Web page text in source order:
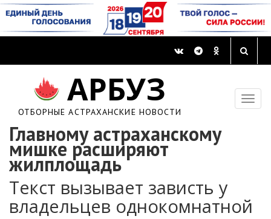
АРБУЗ
ОТБОРНЫЕ АСТРАХАНСКИЕ НОВОСТИ
Главному астраханскому
мишке расширяют
жилплощадь
Текст вызывает зависть у
владельцев однокомнатной